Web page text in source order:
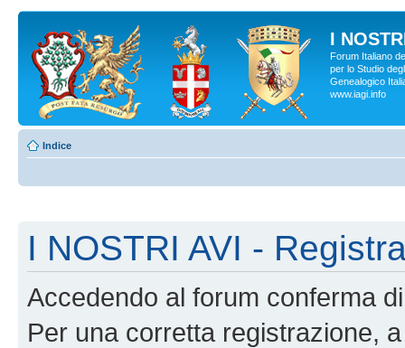
I
Forum Italiano
per lo Studio
Genealogico
www.iagi.info
Indice
I NOSTRI AVI -
Accedendo al forum conferma
Per una corretta registrazione,